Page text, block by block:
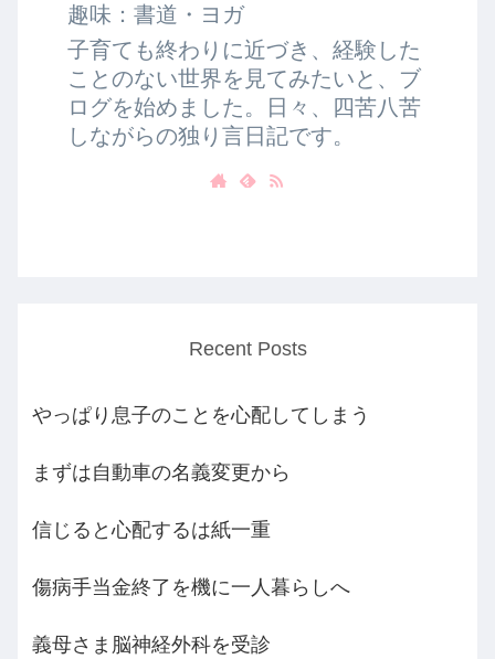
趣味：書道・ヨガ
子育ても終わりに近づき、経験した
ことのない世界を見てみたいと、ブ
ログを始めました。日々、四苦八苦
しながらの独り言日記です。
Recent Posts
やっぱり息子のことを心配してしまう
まずは自動車の名義変更から
信じると心配するは紙一重
傷病手当金終了を機に一人暮らしへ
義母さま脳神経外科を受診